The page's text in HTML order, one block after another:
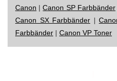
Canon |Canon SP Farbbänder
Canon SX Farbbänder |
Farbbänder | Canon VP Toner